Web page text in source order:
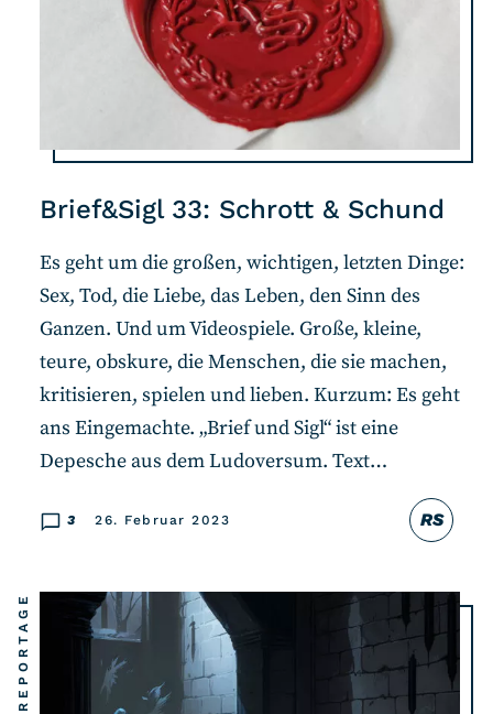
Brief&Sigl 33: Schrott & Schund
RS
3 26. Februar 2023
Es geht um die großen, wichtigen, letzten Dinge:
Sex, Tod, die Liebe, das Leben, den Sinn des
Ganzen. Und um Videospiele. Große, kleine,
teure, obskure, die Menschen, die sie machen,
kritisieren, spielen und lieben. Kurzum: Es geht
ans Eingemachte. „Brief und Sigl“ ist eine
Depesche aus dem Ludoversum. Text…
REPORTAGE